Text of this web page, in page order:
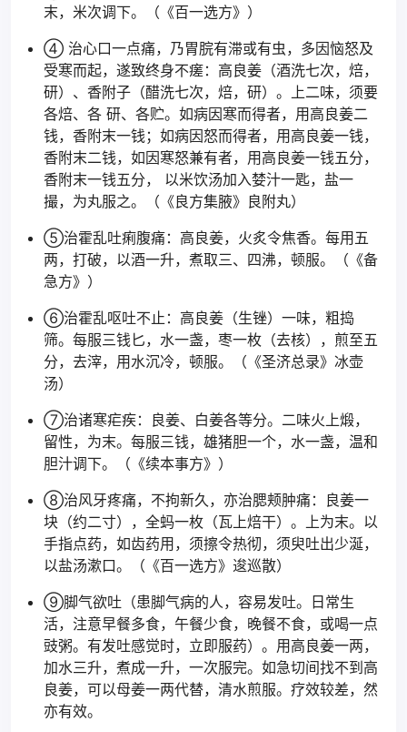
末，米次调下。（《百一选方》）
④ 治心口一点痛，乃胃脘有滞或有虫，多因恼怒及
受寒而起，遂致终身不瘥：高良姜（酒洗七次，焙，
研）、香附子（醋洗七次，焙，研）。上二味，须要
各焙、各 研、各贮。如病因寒而得者，用高良姜二
钱，香附末一钱；如病因怒而得者，用高良姜一钱，
香附末二钱，如因寒怒兼有者，用高良姜一钱五分，
香附末一钱五分， 以米饮汤加入婪汁一匙，盐一
撮，为丸服之。（《良方集腋》良附丸）
⑤治霍乱吐痢腹痛：高良姜，火炙令焦香。每用五
两，打破，以酒一升，煮取三、四沸，顿服。（《备
急方》）
⑥治霍乱呕吐不止：高良姜（生锉）一味，粗捣
筛。每服三钱匕，水一盏，枣一枚（去核），煎至五
分，去滓，用水沉冷，顿服。（《圣济总录》冰壶
汤）
⑦治诸寒疟疾：良姜、白姜各等分。二味火上煅，
留性，为末。每服三钱，雄猪胆一个，水一盏，温和
胆汁调下。（《续本事方》）
⑧治风牙疼痛，不拘新久，亦治腮颊肿痛：良姜一
块（约二寸），全蚂一枚（瓦上焙干）。上为末。以
手指点药，如齿药用，须擦令热彻，须臾吐出少涎，
以盐汤漱口。（《百一选方》逡巡散）
⑨脚气欲吐（患脚气病的人，容易发吐。日常生
活，注意早餐多食，午餐少食，晚餐不食，或喝一点
豉粥。有发吐感觉时，立即服药）。用高良姜一两，
加水三升，煮成一升，一次服完。如急切间找不到高
良姜，可以母姜一两代替，清水煎服。疗效较差，然
亦有效。